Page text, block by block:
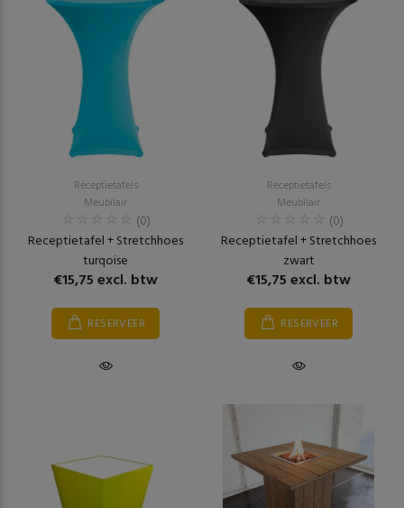
Receptietafels
Meubilair
(0)
Receptietafel + Stretchhoes
turqoise
€15,75 excl. btw
RESERVEER
Receptietafels
Meubilair
(0)
Receptietafel + Stretchhoes
zwart
€15,75 excl. btw
RESERVEER